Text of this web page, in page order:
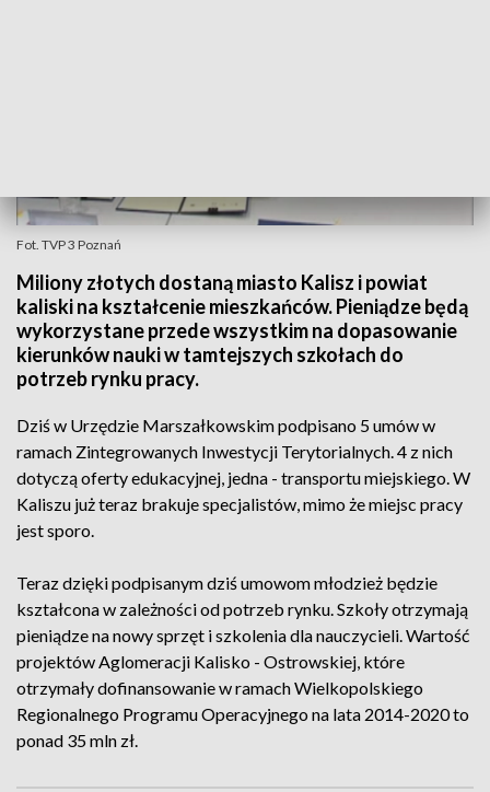
Fot. TVP 3 Poznań
Miliony złotych dostaną miasto Kalisz i powiat
kaliski na kształcenie mieszkańców. Pieniądze będą
wykorzystane przede wszystkim na dopasowanie
kierunków nauki w tamtejszych szkołach do
potrzeb rynku pracy.
Dziś w Urzędzie Marszałkowskim podpisano 5 umów w
ramach Zintegrowanych Inwestycji Terytorialnych. 4 z nich
dotyczą oferty edukacyjnej, jedna - transportu miejskiego. W
Kaliszu już teraz brakuje specjalistów, mimo że miejsc pracy
jest sporo.
Teraz dzięki podpisanym dziś umowom młodzież będzie
kształcona w zależności od potrzeb rynku. Szkoły otrzymają
pieniądze na nowy sprzęt i szkolenia dla nauczycieli. Wartość
projektów Aglomeracji Kalisko - Ostrowskiej, które
otrzymały dofinansowanie w ramach Wielkopolskiego
Regionalnego Programu Operacyjnego na lata 2014-2020 to
ponad 35 mln zł.